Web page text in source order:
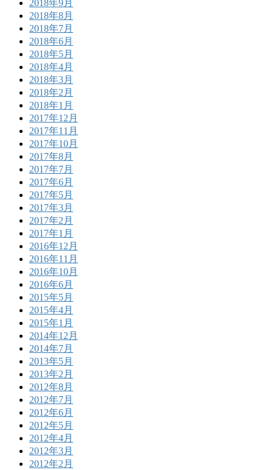
2018年9月
2018年8月
2018年7月
2018年6月
2018年5月
2018年4月
2018年3月
2018年2月
2018年1月
2017年12月
2017年11月
2017年10月
2017年8月
2017年7月
2017年6月
2017年5月
2017年3月
2017年2月
2017年1月
2016年12月
2016年11月
2016年10月
2016年6月
2015年5月
2015年4月
2015年1月
2014年12月
2014年7月
2013年5月
2013年2月
2012年8月
2012年7月
2012年6月
2012年5月
2012年4月
2012年3月
2012年2月